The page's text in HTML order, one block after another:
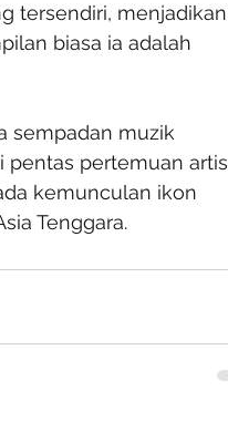
tersendiri, menjadikan
biasa ia adalah
sempadan muzik
pentas pertemuan artis
kemunculan ikon
Tenggara.